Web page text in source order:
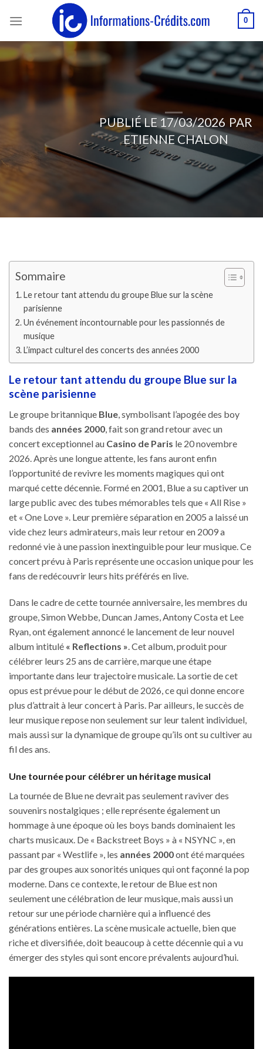
0
PUBLIÉ LE 17/03/2026 PAR
ETIENNE CHALON
Sommaire
Le retour tant attendu du groupe Blue sur la scène
parisienne
Un événement incontournable pour les passionnés de
musique
L’impact culturel des concerts des années 2000
Le retour tant attendu du groupe Blue sur la
scène parisienne
Le groupe britannique Blue , symbolisant l’apogée des boy
bands des années 2000 , fait son grand retour avec un
concert exceptionnel au Casino de Paris le 20 novembre
2026. Après une longue attente, les fans auront enfin
l’opportunité de revivre les moments magiques qui ont
marqué cette décennie. Formé en 2001, Blue a su captiver un
large public avec des tubes mémorables tels que « All Rise »
et « One Love ». Leur première séparation en 2005 a laissé un
vide chez leurs admirateurs, mais leur retour en 2009 a
redonné vie à une passion inextinguible pour leur musique. Ce
concert prévu à Paris représente une occasion unique pour les
fans de redécouvrir leurs hits préférés en live.
Dans le cadre de cette tournée anniversaire, les membres du
groupe, Simon Webbe, Duncan James, Antony Costa et Lee
Ryan, ont également annoncé le lancement de leur nouvel
album intitulé « Reflections ». Cet album, produit pour
célébrer leurs 25 ans de carrière, marque une étape
importante dans leur trajectoire musicale. La sortie de cet
opus est prévue pour le début de 2026, ce qui donne encore
plus d’attrait à leur concert à Paris. Par ailleurs, le succès de
leur musique repose non seulement sur leur talent individuel,
mais aussi sur la dynamique de groupe qu’ils ont su cultiver au
fil des ans.
Une tournée pour célébrer un héritage musical
La tournée de Blue ne devrait pas seulement raviver des
souvenirs nostalgiques ; elle représente également un
hommage à une époque où les boys bands dominaient les
charts musicaux. De « Backstreet Boys » à « NSYNC », en
passant par « Westlife », les années 2000ont été marquées
par des groupes aux sonorités uniques qui ont façonné la pop
moderne. Dans ce contexte, le retour de Blue est non
seulement une célébration de leur musique, mais aussi un
retour sur une période charnière qui a influencé des
générations entières. La scène musicale actuelle, bien que
riche et diversifiée, doit beaucoup à cette décennie qui a vu
émerger des styles qui sont encore prévalents aujourd’hui.